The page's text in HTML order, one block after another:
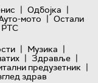
| Одбојка |
мото | Остали
РТС
| Музика |
| Здравље |
предузетник |
здрав